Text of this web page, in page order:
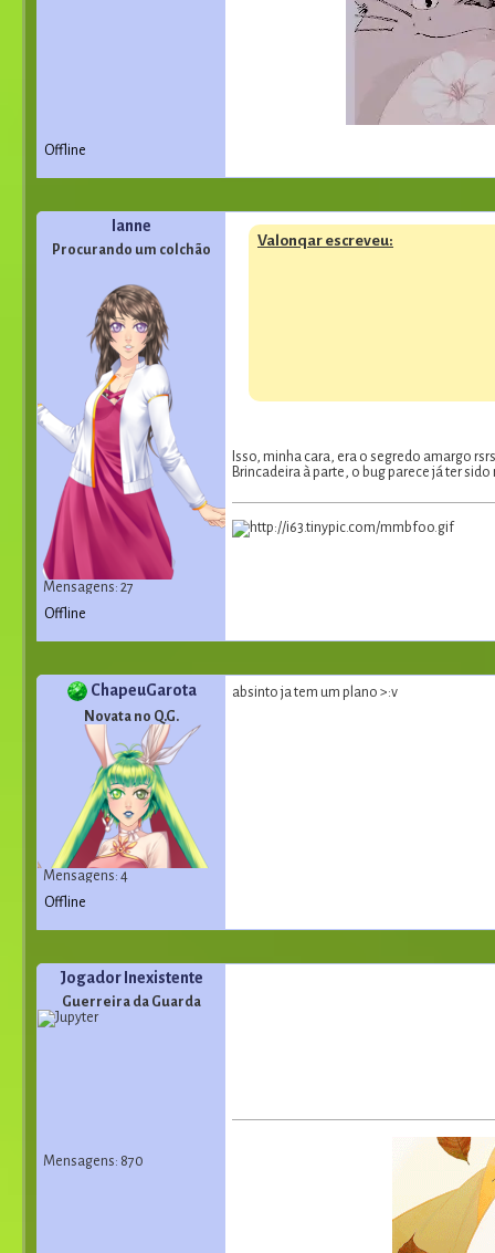
Offline
Ianne
Procurando um colchão
Mensagens: 27
Valonqar escreveu:
Isso, minha cara, era o segredo amargo
Brincadeira à parte, o bug parece já ter
Offline
ChapeuGarota
Novata no Q.G.
Mensagens: 4
absinto ja tem um plano >:v
Offline
Jogador Inexistente
Guerreira da Guarda
Mensagens: 870